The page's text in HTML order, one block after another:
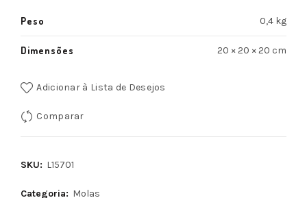
Peso 0,4 kg
Dimensões 20 × 20 × 20 cm
Adicionar à Lista de Desejos
Comparar
SKU: L15701
Categoria: Molas